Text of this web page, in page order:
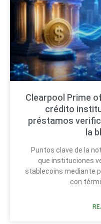
Clearpool Prime
crédito
préstamos
la
Puntos clave de la
que instituciones
stablecoins mediante
con